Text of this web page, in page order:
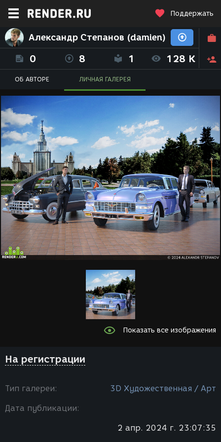
Поддержать
Александр Степанов (damien)
0 8 1 128 K
ОБ АВТОРЕ ЛИЧНАЯ ГАЛЕРЕЯ
Показать все изображения
На регистрации
Тип галереи: 3D Художественная / Арт
Дата публикации:
2 апр. 2024 г. 23:07:35